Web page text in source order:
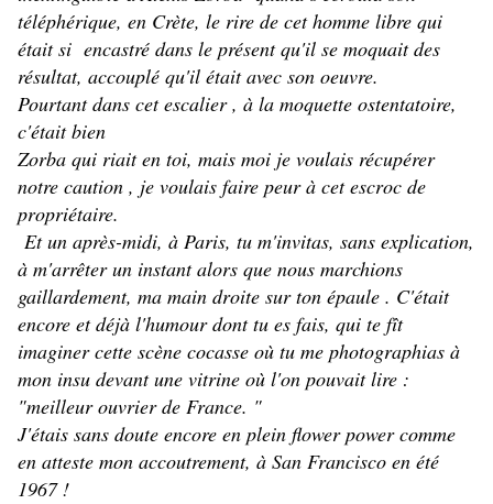
téléphérique, en Crète, le rire de cet homme libre qui
était si encastré dans le présent qu'il se moquait des
résultat, accouplé qu'il était avec son oeuvre.
Pourtant dans cet escalier , à la moquette ostentatoire,
c'était bien
Zorba qui riait en toi, mais moi je voulais récupérer
notre caution , je voulais faire peur à cet escroc de
propriétaire.
Et un après-midi, à Paris, tu m'invitas, sans explication,
à m'arrêter un instant alors que nous marchions
gaillardement, ma main droite sur ton épaule . C'était
encore et déjà l'humour dont tu es fais, qui te fît
imaginer cette scène cocasse où tu me photographias à
mon insu devant une vitrine où l'on pouvait lire :
"meilleur ouvrier de France. "
J'étais sans doute encore en plein flower power comme
en atteste mon accoutrement, à San Francisco en été
1967 !